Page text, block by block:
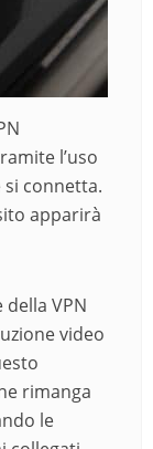
l’uso
si connetta.
apparirà
VPN
video
rimanga
le